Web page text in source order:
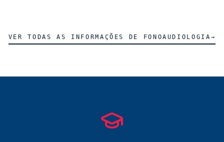
VER TODAS AS INFORMAÇÕES DE FONOAUDIOLOGIA →